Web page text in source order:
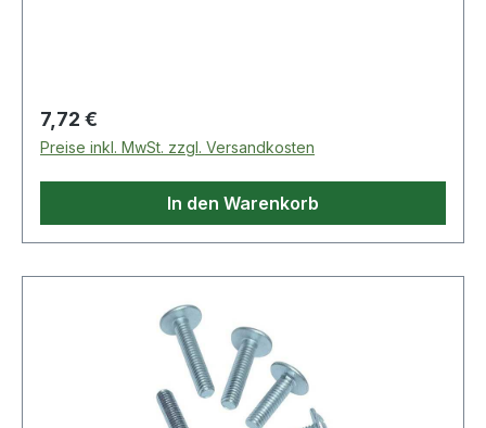
Regulärer Preis:
7,72 €
Preise inkl. MwSt. zzgl. Versandkosten
In den Warenkorb